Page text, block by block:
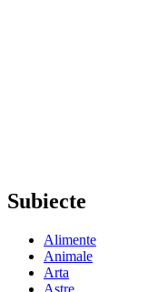
Subiecte
Alimente
Animale
Arta
Astre